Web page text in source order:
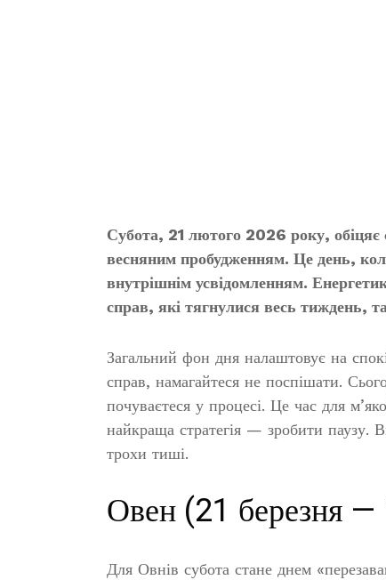
Субота, 21 лютого 2026 року,
весняним пробудженням. Це день,
внутрішнім усвідомленням.
справ, які тягнулися весь тиждень,
Загальний фон дня налаштовує на
справ, намагайтеся не поспішати.
почуваєтеся у процесі. Це час для
найкраща стратегія — зробити паузу.
трохи тиші.
Овен (21 березня —
Для Овнів субота стане днем